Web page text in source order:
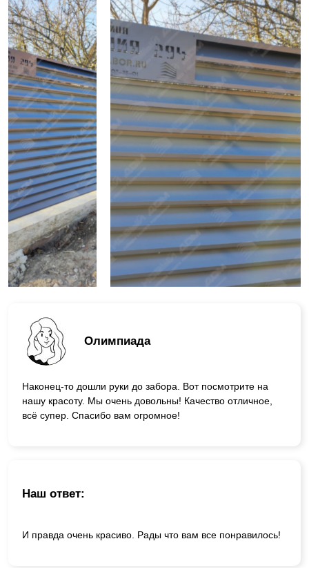
Олимпиада
Наконец-то дошли руки до забора. Вот посмотрите на
нашу красоту. Мы очень довольны! Качество отличное,
всё супер. Спасибо вам огромное!
Наш ответ:
И правда очень красиво. Рады что вам все понравилось!